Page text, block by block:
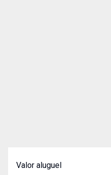
Valor aluguel